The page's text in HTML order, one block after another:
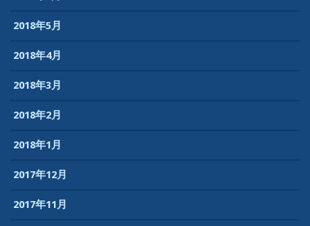
2018年5月
2018年4月
2018年3月
2018年2月
2018年1月
2017年12月
2017年11月